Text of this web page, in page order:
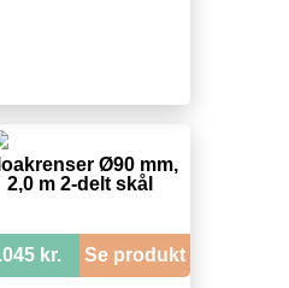
Ø90 mm,
2,0 m 2-delt skål
kr. Se produkt